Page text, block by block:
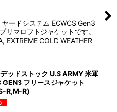
ードシステム ECWCS Gen3
リマロフトジャケットです。
EXTREME COLD WEATHER
ッドストック U.S ARMY 米軍
フリースジャケット
R,M-R)